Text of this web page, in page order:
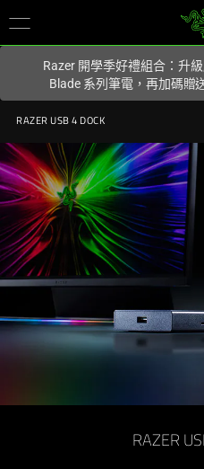
的網
Razer 開學季好禮組合：升
Blade 系列筆電，再加碼贈
RAZER USB 4 DOCK
RAZER